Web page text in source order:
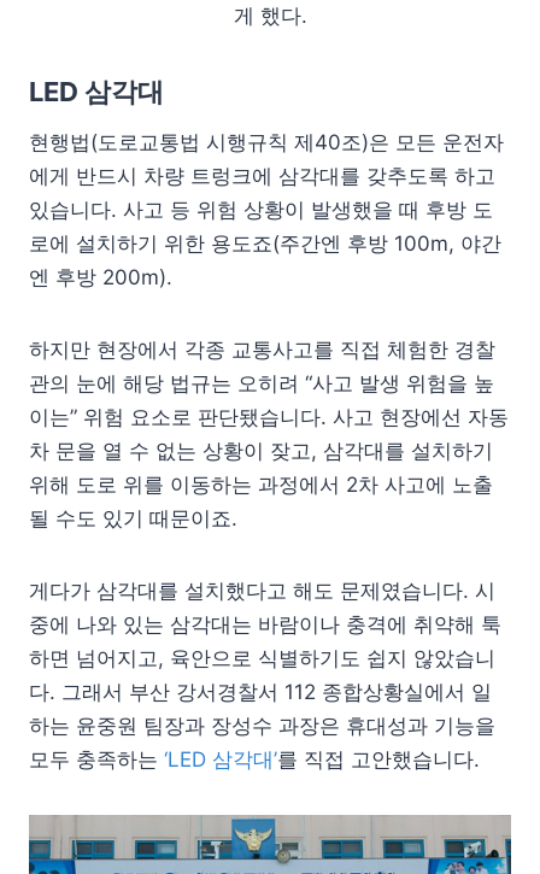
게 했다.
LED 삼각대
현행법(도로교통법 시행규칙 제40조)은 모든 운전자
에게 반드시 차량 트렁크에 삼각대를 갖추도록 하고
있습니다. 사고 등 위험 상황이 발생했을 때 후방 도
로에 설치하기 위한 용도죠(주간엔 후방 100m, 야간
엔 후방 200m).
하지만 현장에서 각종 교통사고를 직접 체험한 경찰
관의 눈에 해당 법규는 오히려 “사고 발생 위험을 높
이는” 위험 요소로 판단됐습니다. 사고 현장에선 자동
차 문을 열 수 없는 상황이 잦고, 삼각대를 설치하기
위해 도로 위를 이동하는 과정에서 2차 사고에 노출
될 수도 있기 때문이죠.
게다가 삼각대를 설치했다고 해도 문제였습니다. 시
중에 나와 있는 삼각대는 바람이나 충격에 취약해 툭
하면 넘어지고, 육안으로 식별하기도 쉽지 않았습니
다. 그래서 부산 강서경찰서 112 종합상황실에서 일
하는 윤중원 팀장과 장성수 과장은 휴대성과 기능을
모두 충족하는 ‘LED 삼각대’를 직접 고안했습니다.